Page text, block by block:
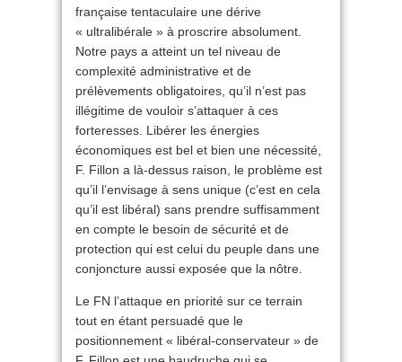
française tentaculaire une dérive
« ultralibérale » à proscrire absolument.
Notre pays a atteint un tel niveau de
complexité administrative et de
prélèvements obligatoires, qu’il n’est pas
illégitime de vouloir s’attaquer à ces
forteresses. Libérer les énergies
économiques est bel et bien une nécessité,
F. Fillon a là-dessus raison, le problème est
qu’il l’envisage à sens unique (c’est en cela
qu’il est libéral) sans prendre suffisamment
en compte le besoin de sécurité et de
protection qui est celui du peuple dans une
conjoncture aussi exposée que la nôtre.
Le FN l’attaque en priorité sur ce terrain
tout en étant persuadé que le
positionnement « libéral-conservateur » de